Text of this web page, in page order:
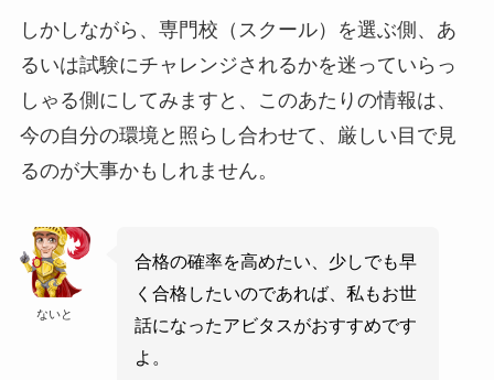
しかしながら、専門校（スクール）を選ぶ側、あ
るいは試験にチャレンジされるかを迷っていらっ
しゃる側にしてみますと、このあたりの情報は、
今の自分の環境と照らし合わせて、厳しい目で見
るのが大事かもしれません。
ないと
合格の確率を高めたい、少しでも早
く合格したいのであれば、私もお世
話になったアビタスがおすすめです
よ。